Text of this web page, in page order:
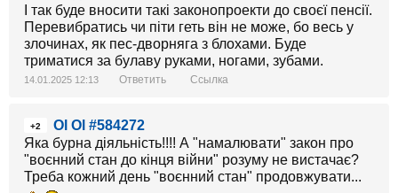
І так буде вносити такі законопроекти до своєї пенсії.
Перевибратись чи піти геть він не може, бо весь у
злочинах, як пес-дворняга з блохами. Буде
триматися за булаву руками, ногами, зубами.
14.01.2025 12:13 Ответить Ссылка
+2
Ol Ol #584272
Яка бурна діяльність!!!! А "намалювати" закон про
"воєнний стан до кінця війни" розуму не вистачає?
Треба кожний день "воєнний стан" продовжувати...